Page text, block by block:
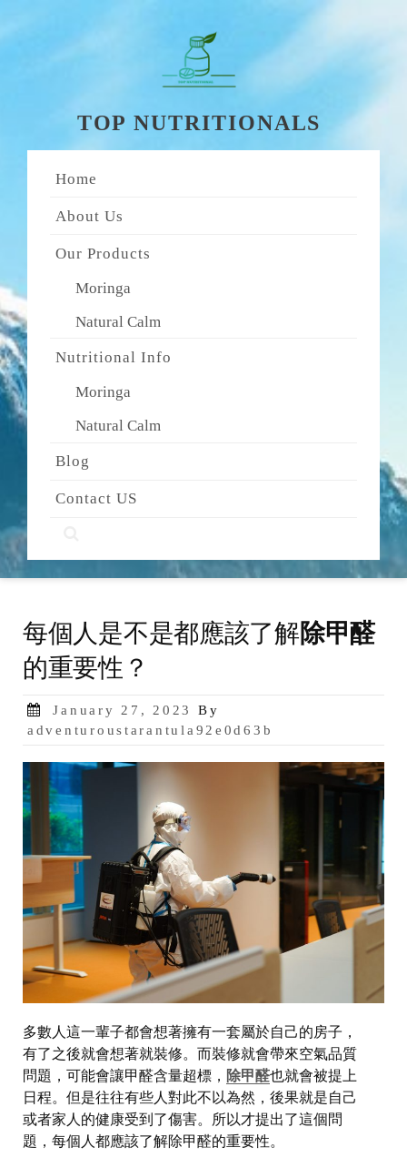
TOP NUTRITIONALS
Home
About Us
Our Products
Moringa
Natural Calm
Nutritional Info
Moringa
Natural Calm
Blog
Contact US
每個人是不是都應該了解除甲醛
的重要性？
Posted
on
January 27, 2023
By
adventuroustarantula92e0d63b
多數人這一輩子都會想著擁有一套屬於自己的房子，
有了之後就會想著就裝修。而裝修就會帶來空氣品質
問題，可能會讓甲醛含量超標， 除甲醛也就會被提上
日程。但是往往有些人對此不以為然，後果就是自己
或者家人的健康受到了傷害。所以才提出了這個問
題，每個人都應該了解除甲醛的重要性。